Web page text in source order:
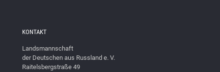
KONTAKT
Landsmannschaft
der Deutschen aus Russland e. V.
Raitelsbergstraße 49